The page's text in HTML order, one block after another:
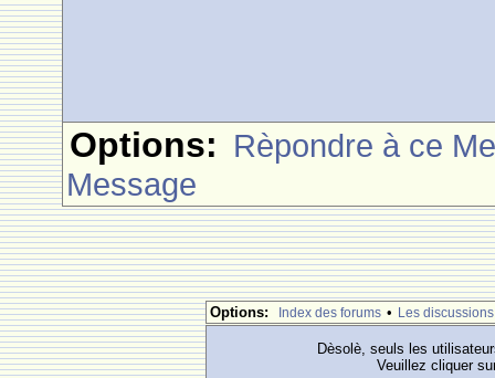
Options: Rèpondre à ce
Message
Options: Index des forums • Les discussions
Dèsolè, seuls les
Veuillez cliquer